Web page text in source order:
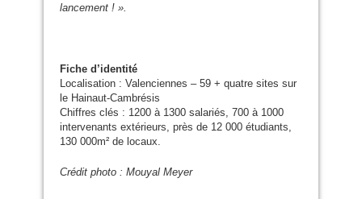
lancement ! ».
Fiche d’identité
Localisation : Valenciennes – 59 + quatre sites sur
le Hainaut-Cambrésis
Chiffres clés : 1200 à 1300 salariés, 700 à 1000
intervenants extérieurs, près de 12 000 étudiants,
130 000m² de locaux.
Crédit photo : Mouyal Meyer